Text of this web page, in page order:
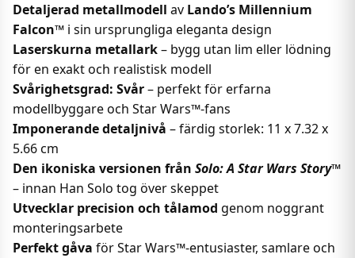
Detaljerad metallmodell av Lando’s Millennium
Falcon™ i sin ursprungliga eleganta design
Laserskurna metallark– bygg utan lim eller lödning
för en exakt och realistisk modell
Svårighetsgrad: Svår– perfekt för erfarna
modellbyggare och Star Wars™-fans
Imponerande detaljnivå – färdig storlek: 11 x 7.32 x
5.66 cm
Den ikoniska versionen från Solo: A Star Wars Story™
– innan Han Solo tog över skeppet
Utvecklar precision och tålamod genom noggrant
monteringsarbete
Perfekt gåva för Star Wars™-entusiaster, samlare och